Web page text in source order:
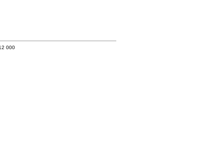
000